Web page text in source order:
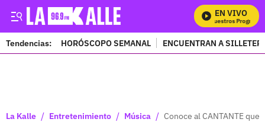
EN VIVO
Mira Todos Nuestros Programas
Tendencias: HORÓSCOPO SEMANAL ENCUENTRAN A
La Kalle / Entretenimiento / Música / Conoce al CANTANTE